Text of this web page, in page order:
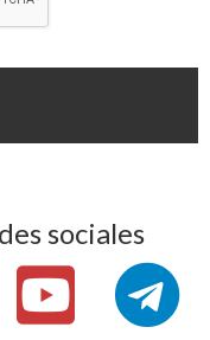
sociales